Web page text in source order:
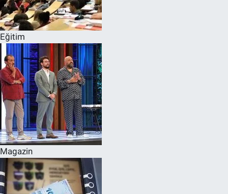
Eğitim
Magazin